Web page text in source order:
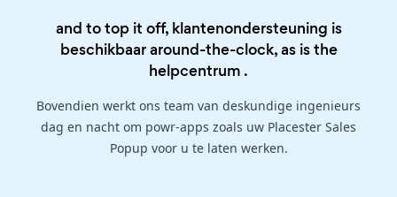
and to top it off, klantenondersteuning is
beschikbaar around-the-clock, as is the
helpcentrum .
Bovendien werkt ons team van deskundige ingenieurs
dag en nacht om powr-apps zoals uw Placester Sales
Popup voor u te laten werken.